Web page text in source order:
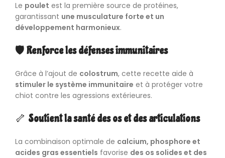
Le poulet est la première source de protéines,
garantissant une musculature forte et un
développement harmonieux.
🛡️Renforce les défenses immunitaires
Grâce à l’ajout de colostrum, cette recette aide à
stimuler le système immunitaire et à protéger votre
chiot contre les agressions extérieures.
🦴 Soutient la santé des os et des articulations
La combinaison optimale de calcium, phosphore et
acides gras essentiels favorise des os solides et des